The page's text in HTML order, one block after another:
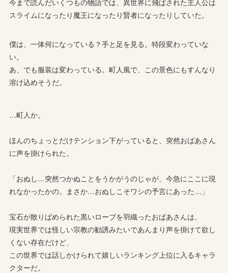
スライムになったり魔王になったり賢者になったりしていた。
僕は、一体何になっている？手と足を見る。特段変わっていな
い。
あ、でも服装は変わっている。町人風で、この景色にもすんなり
溶け込めそうだ。
…町人か。
ほんのちょっとだけテンション下がっていると、突然おばあさん
に声を掛けられた。
「おぬし…突然つかぬことをうかがうのじゃが、今急にここに現
れなかったかの。まさか…おぬしこそワシの予言にあった…」
宝石が散りばめられた黒いローブを羽織ったおばあさんは、
現実世界では怪しい宗教の勧誘みたいであんまり声を掛けて欲し
くない存在だけど、
この世界では話しかけられて嬉しいランキング上位に入るキャラ
クターだ。